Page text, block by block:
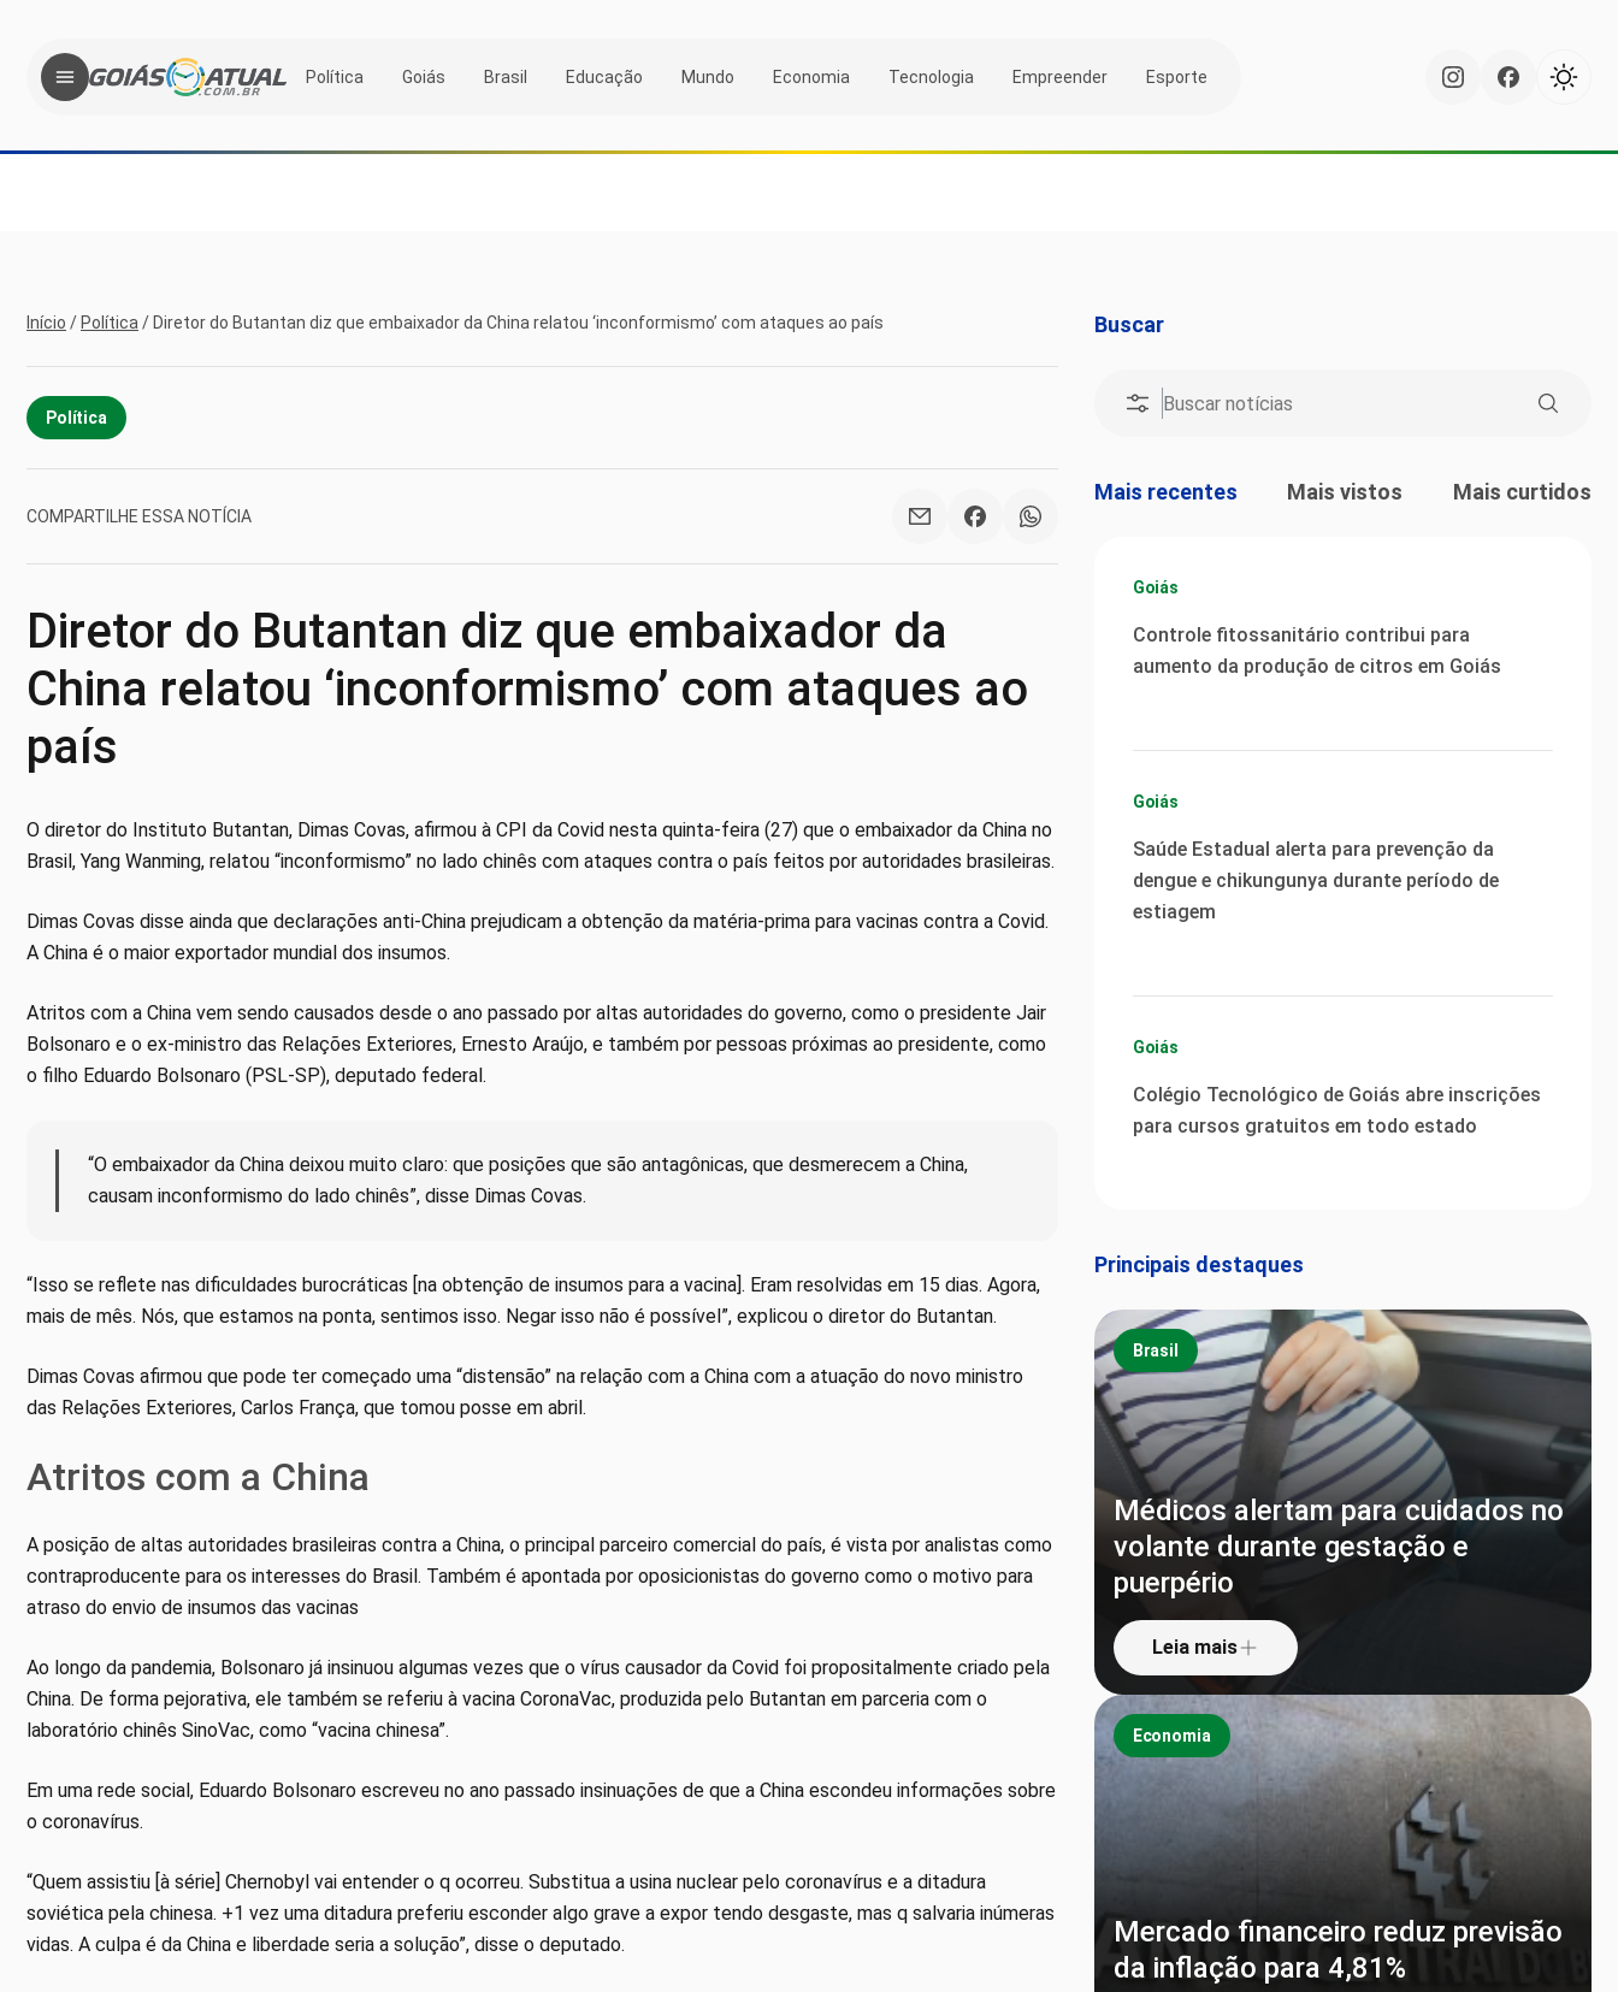
Política Goiás Brasil Educação Mundo Economia Tecnologia Empreender Esporte
Início / Política / Diretor do Butantan diz que embaixador da China relatou ‘inconformismo’ com ataques ao país
Política
COMPARTILHE ESSA NOTÍCIA
Diretor do Butantan diz que embaixador da
China relatou ‘inconformismo’ com ataques ao
país
O diretor do Instituto Butantan, Dimas Covas, afirmou à CPI da Covid nesta quinta-feira (27) que o embaixador da China no
Brasil, Yang Wanming, relatou “inconformismo” no lado chinês com ataques contra o país feitos por autoridades brasileiras.
Dimas Covas disse ainda que declarações anti-China prejudicam a obtenção da matéria-prima para vacinas contra a Covid.
A China é o maior exportador mundial dos insumos.
Atritos com a China vem sendo causados desde o ano passado por altas autoridades do governo, como o presidente Jair
Bolsonaro e o ex-ministro das Relações Exteriores, Ernesto Araújo, e também por pessoas próximas ao presidente, como
o filho Eduardo Bolsonaro (PSL-SP), deputado federal.
“O embaixador da China deixou muito claro: que posições que são antagônicas, que desmerecem a China,
causam inconformismo do lado chinês”, disse Dimas Covas.
“Isso se reflete nas dificuldades burocráticas [na obtenção de insumos para a vacina]. Eram resolvidas em 15 dias. Agora,
mais de mês. Nós, que estamos na ponta, sentimos isso. Negar isso não é possível”, explicou o diretor do Butantan.
Dimas Covas afirmou que pode ter começado uma “distensão” na relação com a China com a atuação do novo ministro
das Relações Exteriores, Carlos França, que tomou posse em abril.
Atritos com a China
A posição de altas autoridades brasileiras contra a China, o principal parceiro comercial do país, é vista por analistas como
contraproducente para os interesses do Brasil. Também é apontada por oposicionistas do governo como o motivo para
atraso do envio de insumos das vacinas
Ao longo da pandemia, Bolsonaro já insinuou algumas vezes que o vírus causador da Covid foi propositalmente criado pela
China. De forma pejorativa, ele também se referiu à vacina CoronaVac, produzida pelo Butantan em parceria com o
laboratório chinês SinoVac, como “vacina chinesa”.
Em uma rede social, Eduardo Bolsonaro escreveu no ano passado insinuações de que a China escondeu informações sobre
o coronavírus.
“Quem assistiu [à série] Chernobyl vai entender o q ocorreu. Substitua a usina nuclear pelo coronavírus e a ditadura
soviética pela chinesa. +1 vez uma ditadura preferiu esconder algo grave a expor tendo desgaste, mas q salvaria inúmeras
vidas. A culpa é da China e liberdade seria a solução”, disse o deputado.
Buscar
Mais recentes Mais vistos Mais curtidos
Goiás
Controle fitossanitário contribui para
aumento da produção de citros em Goiás
Goiás
Saúde Estadual alerta para prevenção da
dengue e chikungunya durante período de
estiagem
Goiás
Colégio Tecnológico de Goiás abre inscrições
para cursos gratuitos em todo estado
Principais destaques
Brasil
Médicos alertam para cuidados no
volante durante gestação e
puerpério
Leia mais
Economia
Mercado financeiro reduz previsão
da inflação para 4,81%